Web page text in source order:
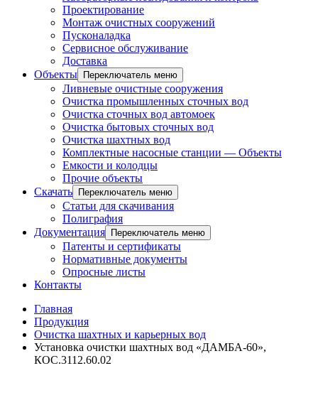
Проектирование
Монтаж очистных сооружений
Пусконаладка
Сервисное обслуживание
Доставка
Объекты
Переключатель меню
Ливневые очистные сооружения
Очистка промышленных сточных вод
Очистка сточных вод автомоек
Очистка бытовых сточных вод
Очистка шахтных вод
Комплектные насосные станции — Объекты
Емкости и колодцы
Прочие объекты
Скачать
Переключатель меню
Статьи для скачивания
Полиграфия
Документация
Переключатель меню
Патенты и сертификаты
Нормативные документы
Опросные листы
Контакты
Главная
Продукция
Очистка шахтных и карьерных вод
Установка очистки шахтных вод «ДАМБА-60»,
КОС.3112.60.02